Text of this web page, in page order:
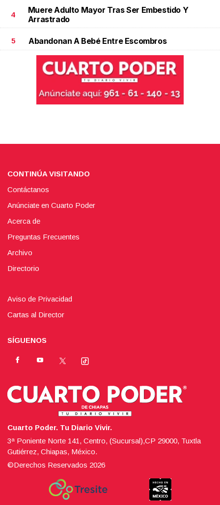
4
Muere Adulto Mayor Tras Ser Embestido Y
Arrastrado
5 Abandonan A Bebé Entre Escombros
CONTINÚA VISITANDO
Contáctanos
Anúnciate en Cuarto Poder
Acerca de
Preguntas Frecuentes
Archivo
Directorio
Aviso de Privacidad
Cartas al Director
SÍGUENOS
Cuarto Poder. Tu Diario Vivir.
3ª Poniente Norte 141, Centro, (Sucursal),CP 29000, Tuxtla
Gutiérrez, Chiapas, México.
©Derechos Reservados 2026